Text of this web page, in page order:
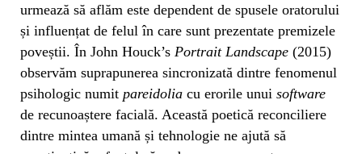
urmează să aflăm este dependent de spusele oratorului
și influențat de felul în care sunt prezentate premizele
poveștii. În John Houck’s Portrait Landscape (2015)
observăm suprapunerea sincronizată dintre fenomenul
psihologic numit pareidolia cu erorile unui software
de recunoaștere facială. Această poetică reconciliere
dintre mintea umană și tehnologie ne ajută să